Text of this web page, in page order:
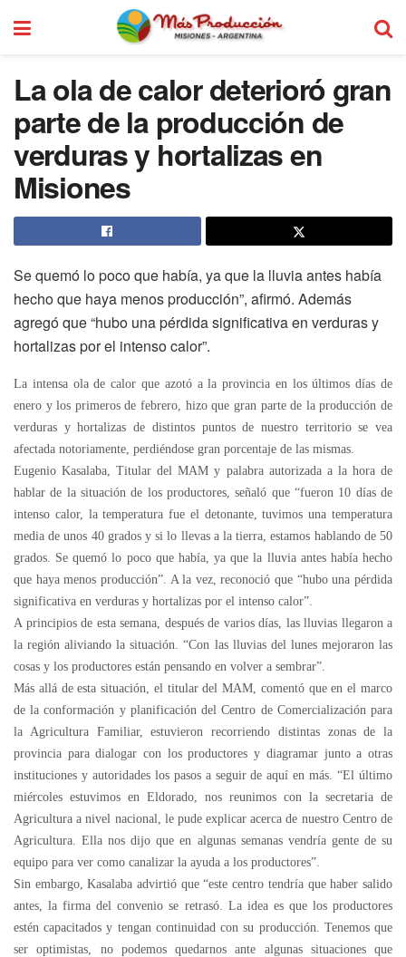
La ola de calor deterioró gran
parte de la producción de
verduras y hortalizas en
Misiones
Se quemó lo poco que había, ya que la lluvia antes había
hecho que haya menos producción”, afirmó. Además
agregó que “hubo una pérdida significativa en verduras y
hortalizas por el intenso calor”.
La intensa ola de calor que azotó a la provincia en los últimos días de
enero y los primeros de febrero, hizo que gran parte de la producción de
verduras y hortalizas de distintos puntos de nuestro territorio se vea
afectada notoriamente, perdiéndose gran porcentaje de las mismas.
Eugenio Kasalaba, Titular del MAM y palabra autorizada a la hora de
hablar de la situación de los productores, señaló que “fueron 10 días de
intenso calor, la temperatura fue el detonante, tuvimos una temperatura
media de unos 40 grados y si lo llevas a la tierra, estamos hablando de 50
grados. Se quemó lo poco que había, ya que la lluvia antes había hecho
que haya menos producción”. A la vez, reconoció que “hubo una pérdida
significativa en verduras y hortalizas por el intenso calor”.
A principios de esta semana, después de varios días, las lluvias llegaron a
la región aliviando la situación. “Con las lluvias del lunes mejoraron las
cosas y los productores están pensando en volver a sembrar”.
Más allá de esta situación, el titular del MAM, comentó que en el marco
de la conformación y planificación del Centro de Comercialización para
la Agricultura Familiar, estuvieron recorriendo distintas zonas de la
provincia para dialogar con los productores y diagramar junto a otras
instituciones y autoridades los pasos a seguir de aquí en más. “El último
miércoles estuvimos en Eldorado, nos reunimos con la secretaria de
Agricultura a nivel nacional, le pude explicar acerca de nuestro Centro de
Agricultura. Ella nos dijo que en algunas semanas vendría gente de su
equipo para ver como canalizar la ayuda a los productores”.
Sin embargo, Kasalaba advirtió que “este centro tendría que haber salido
antes, la firma del convenio se retrasó. La idea es que los productores
estén capacitados y tengan continuidad con su producción. Tenemos que
ser optimistas, no podemos quedarnos ante algunas situaciones que